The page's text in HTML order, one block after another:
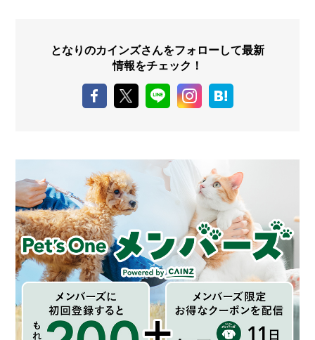
となりのカインズさんをフォローして最新
情報をチェック！